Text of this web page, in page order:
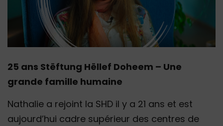
25 ans Stëftung Hëllef Doheem – Une
grande famille humaine
Nathalie a rejoint la SHD il y a 21 ans et est
aujourd’hui cadre supérieur des centres de